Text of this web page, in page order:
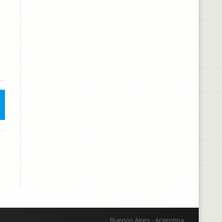
Buenos Aires - Argentina